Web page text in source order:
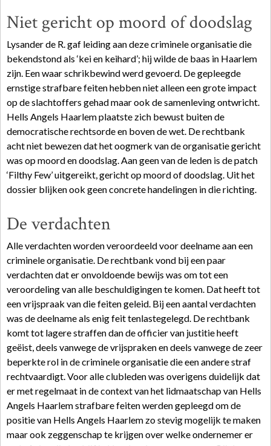
Niet gericht op moord of doodslag
Lysander de R. gaf leiding aan deze criminele organisatie die
bekendstond als ‘kei en keihard’; hij wilde de baas in Haarlem
zijn. Een waar schrikbewind werd gevoerd. De gepleegde
ernstige strafbare feiten hebben niet alleen een grote impact
op de slachtoffers gehad maar ook de samenleving ontwricht.
Hells Angels Haarlem plaatste zich bewust buiten de
democratische rechtsorde en boven de wet. De rechtbank
acht niet bewezen dat het oogmerk van de organisatie gericht
was op moord en doodslag. Aan geen van de leden is de patch
‘Filthy Few’ uitgereikt, gericht op moord of doodslag. Uit het
dossier blijken ook geen concrete handelingen in die richting.
De verdachten
Alle verdachten worden veroordeeld voor deelname aan een
criminele organisatie. De rechtbank vond bij een paar
verdachten dat er onvoldoende bewijs was om tot een
veroordeling van alle beschuldigingen te komen. Dat heeft tot
een vrijspraak van die feiten geleid. Bij een aantal verdachten
was de deelname als enig feit tenlastegelegd. De rechtbank
komt tot lagere straffen dan de officier van justitie heeft
geëist, deels vanwege de vrijspraken en deels vanwege de zeer
beperkte rol in de criminele organisatie die een andere straf
rechtvaardigt. Voor alle clubleden was overigens duidelijk dat
er met regelmaat in de context van het lidmaatschap van Hells
Angels Haarlem strafbare feiten werden gepleegd om de
positie van Hells Angels Haarlem zo stevig mogelijk te maken
maar ook zeggenschap te krijgen over welke ondernemer er